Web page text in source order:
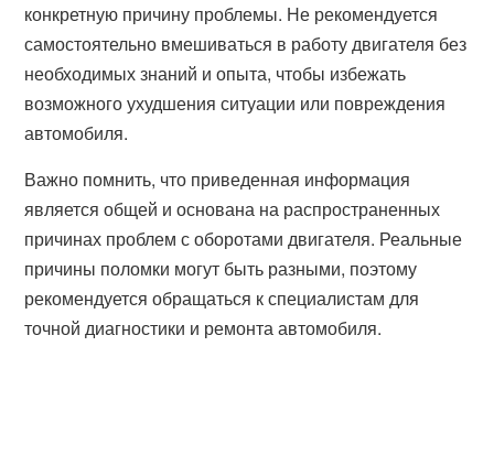
конкретную причину проблемы. Не рекомендуется
самостоятельно вмешиваться в работу двигателя без
необходимых знаний и опыта, чтобы избежать
возможного ухудшения ситуации или повреждения
автомобиля.
Важно помнить, что приведенная информация
является общей и основана на распространенных
причинах проблем с оборотами двигателя. Реальные
причины поломки могут быть разными, поэтому
рекомендуется обращаться к специалистам для
точной диагностики и ремонта автомобиля.